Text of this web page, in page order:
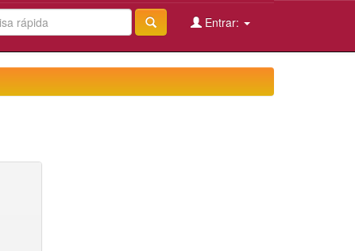
Entrar: